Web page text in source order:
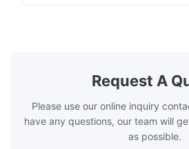
boilers is generally in the
range of 200°C – 250°C, so there
Request A
Please use our online inquiry
have any questions, our team will
as possible.